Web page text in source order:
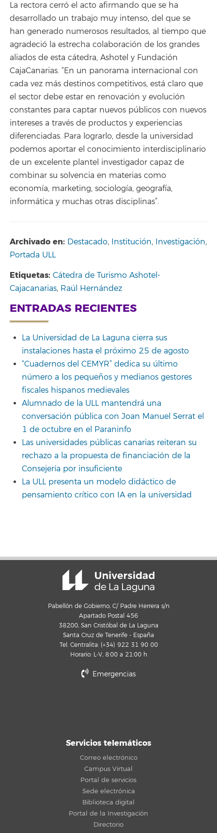
La rectora cerró el acto afirmando que se ha
desarrollado un trabajo muy intenso, del que se
han generado numerosos resultados, al tiempo que
agradeció la estrecha colaboración de los grandes
aliados de esta cátedra, Ashotel y Fundación
CajaCanarias. “En un panorama internacional con
cada vez más destinos competitivos, está claro que
el sector debe estar en renovación y evolución
constantes para captar nuevos públicos con nuevos
intereses a través de productos y experiencias
diferenciadas. Para lograrlo, desde la universidad
podemos aportar el conocimiento interdisciplinario
de un excelente plantel investigador capaz de
combinar su solvencia en materias como
economía, marketing, sociología, geografía,
informática y muchas otras disciplinas”.
Archivado en: Destacado, Institución, Investigación,
Portada ULL
Etiquetas: Cátedra de Turismo Ashotel-
Cajacanarias, Raúl Hernández
ENTRADAS RECIENTES
La Universidad de La Laguna cierra sus
instalaciones hasta el próximo 25 de agosto
“Cuadernos del CEMYR” dedica su último
número a los pequeños y medianos gestores
fiscales hispanos medievales
Alumnado de la ULL mantendrá una
conversación pública con Joan Manuel Serrat el
1 de octubre en el Paraninfo
Las universidades públicas canarias reiteran su
rechazo a la propuesta de financiación de la
Consejería por insuficiente
La ULL presenta un modelo didáctico de
pensamiento crítico con IA en la universidad
Pabellón de Gobierno, C/ Padre Herrera s/n
Apartado Postal 456
38200, San Cristóbal de La Laguna
Santa Cruz de Tenerife - España
Tel. Centralita: (+34) 922 31 90 00
Horario: L-V, 8:00 a 21:00 h
Emergencias
Servicios telemáticos
Correo electrónico
Campus Virtual
Portal de servicios
Sede electrónica
Biblioteca digital
Portal de la Investigación
Directorio